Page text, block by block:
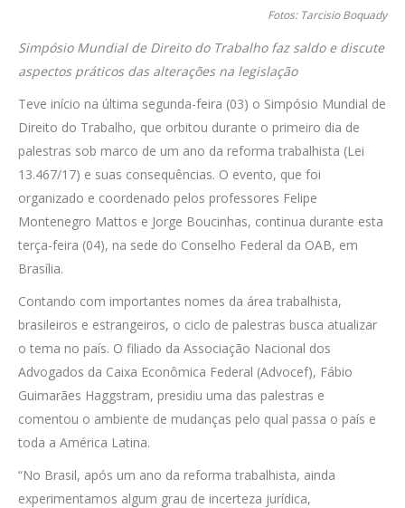
Fotos: Tarcisio Boquady
Simpósio Mundial de Direito do Trabalho faz saldo e discute
aspectos práticos das alterações na legislação
Teve início na última segunda-feira (03) o Simpósio Mundial de
Direito do Trabalho, que orbitou durante o primeiro dia de
palestras sob marco de um ano da reforma trabalhista (Lei
13.467/17) e suas consequências. O evento, que foi
organizado e coordenado pelos professores Felipe
Montenegro Mattos e Jorge Boucinhas, continua durante esta
terça-feira (04), na sede do Conselho Federal da OAB, em
Brasília.
Contando com importantes nomes da área trabalhista,
brasileiros e estrangeiros, o ciclo de palestras busca atualizar
o tema no país. O filiado da Associação Nacional dos
Advogados da Caixa Econômica Federal (Advocef), Fábio
Guimarães Haggstram, presidiu uma das palestras e
comentou o ambiente de mudanças pelo qual passa o país e
toda a América Latina.
“No Brasil, após um ano da reforma trabalhista, ainda
experimentamos algum grau de incerteza jurídica,